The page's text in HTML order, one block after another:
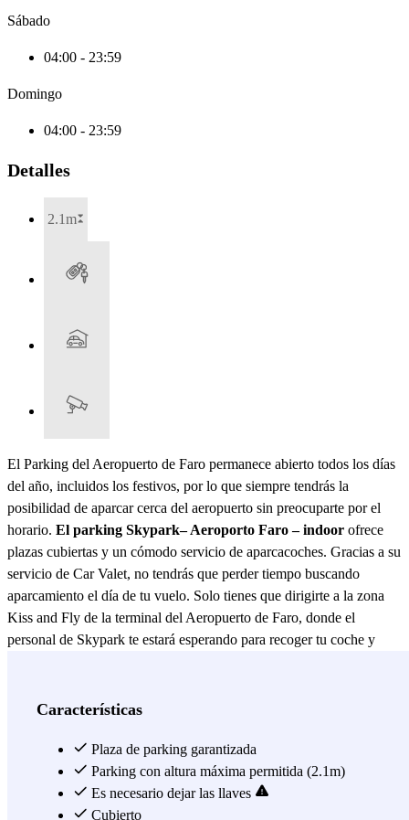
Sábado
04:00 - 23:59
Domingo
04:00 - 23:59
Detalles
2.1m
El Parking del Aeropuerto de Faro permanece abierto todos los días
del año, incluidos los festivos, por lo que siempre tendrás la
posibilidad de aparcar cerca del aeropuerto sin preocuparte por el
horario. El parking Skypark– Aeroporto Faro – indoor ofrece
plazas cubiertas y un cómodo servicio de aparcacoches. Gracias a su
servicio de Car Valet, no tendrás que perder tiempo buscando
aparcamiento el día de tu vuelo. Solo tienes que dirigirte a la zona
Kiss and Fly de la terminal del Aeropuerto de Faro, donde el
personal de Skypark te estará esperando para recoger tu coche y
parking y te devolverán el coche en el mismo punto donde lo
en el momento de la entrega. Además, el parking cuenta con
vigilancia por cámaras las 24 horas, para que viajes con la
tranquilidad de haber dejado tu vehículo en un lugar seguro y
protegido. Aparcar cerca del Aeropuerto de Faro nunca fue tan
Características
Plaza de parking garantizada
Parking con altura máxima permitida (2.1m)
Es necesario dejar las llaves
Cubierto